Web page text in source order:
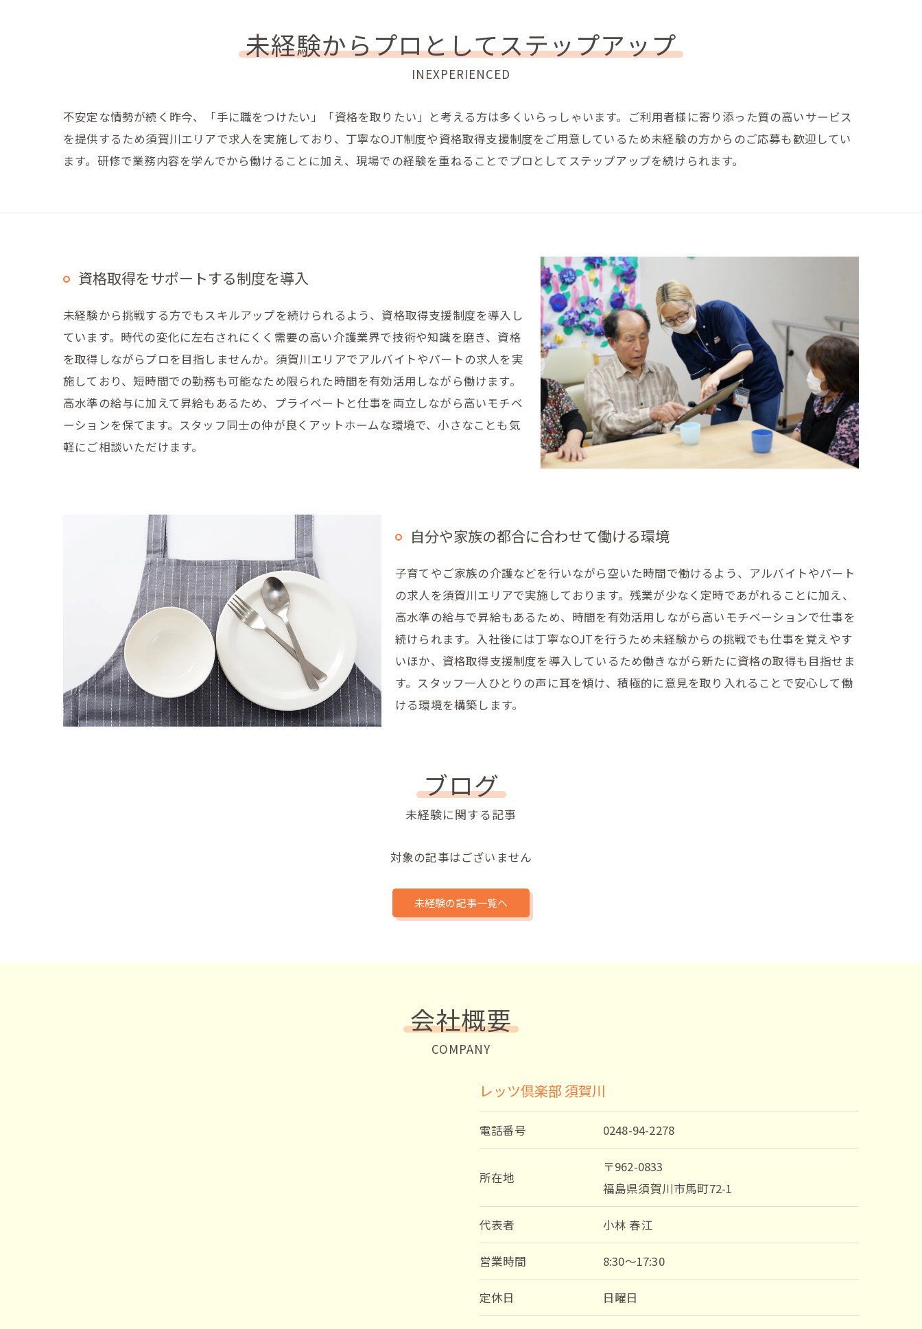
未経験からプロとしてステップアップ
INEXPERIENCED
不安定な情勢が続く昨今、「手に職をつけたい」「資格を取りたい」と考える方は多くいらっしゃいます。ご利用者様に寄り添った質の高いサービス
を提供するため須賀川エリアで求人を実施しており、丁寧なOJT制度や資格取得支援制度をご用意しているため未経験の方からのご応募も歓迎してい
ます。研修で業務内容を学んでから働けることに加え、現場での経験を重ねることでプロとしてステップアップを続けられます。
資格取得をサポートする制度を導入
未経験から挑戦する方でもスキルアップを続けられるよう、資格取得支援制度を導入し
ています。時代の変化に左右されにくく需要の高い介護業界で技術や知識を磨き、資格
を取得しながらプロを目指しませんか。須賀川エリアでアルバイトやパートの求人を実
施しており、短時間での勤務も可能なため限られた時間を有効活用しながら働けます。
高水準の給与に加えて昇給もあるため、プライベートと仕事を両立しながら高いモチベ
ーションを保てます。スタッフ同士の仲が良くアットホームな環境で、小さなことも気
軽にご相談いただけます。
自分や家族の都合に合わせて働ける環境
子育てやご家族の介護などを行いながら空いた時間で働けるよう、アルバイトやパート
の求人を須賀川エリアで実施しております。残業が少なく定時であがれることに加え、
高水準の給与で昇給もあるため、時間を有効活用しながら高いモチベーションで仕事を
続けられます。入社後には丁寧なOJTを行うため未経験からの挑戦でも仕事を覚えやす
いほか、資格取得支援制度を導入しているため働きながら新たに資格の取得も目指せま
す。スタッフ一人ひとりの声に耳を傾け、積極的に意見を取り入れることで安心して働
ける環境を構築します。
ブログ
未経験に関する記事
対象の記事はございません
未経験の記事一覧へ
会社概要
COMPANY
レッツ倶楽部 須賀川
電話番号 0248-94-2278
所在地
〒962-0833
福島県須賀川市馬町72-1
代表者 小林 春江
営業時間 8:30～17:30
定休日 日曜日